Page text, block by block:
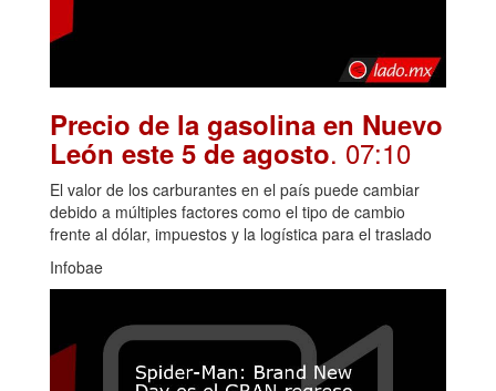
Precio de la gasolina en Nuevo
León este 5 de agosto. 07:10
El valor de los carburantes en el país puede cambiar
debido a múltiples factores como el tipo de cambio
frente al dólar, impuestos y la logística para el traslado
Infobae